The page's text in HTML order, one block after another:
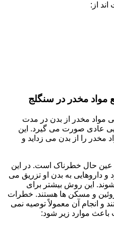
از:
مخدر در سنگلج
مخدر از بدن در مدت
عادی صورت می گیرد. این
را از بدن می زداید و
حال خطرناک است. در این
داروهایی به بدن او تزریق می
این روش بیشتر برای
و مسکن ها هستند. خطرات
و انجام آن معمولاً توصیه نمی
موارد زیر شود: